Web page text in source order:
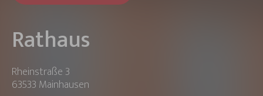
Rathaus
Rheinstraße 3
63533 Mainhausen